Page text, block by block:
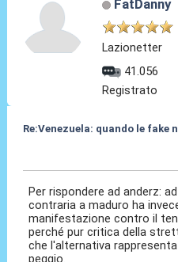
FatDanny
Lazionetter
41.056
Registrato
Re:Venezuela: quando le fake
Per rispondere ad anderz:
contraria a maduro ha
manifestazione contro il
perché pur critica della
che l'alternativa
peggio.